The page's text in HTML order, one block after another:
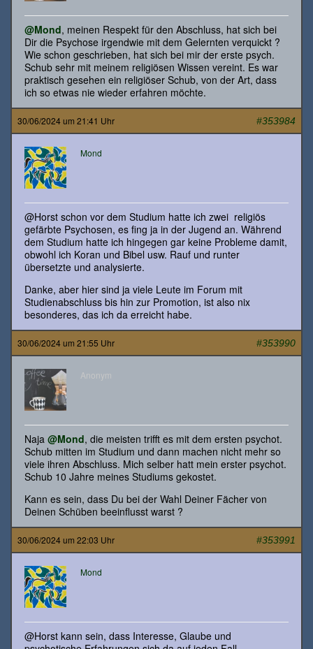
@Mond, meinen Respekt für den Abschluss, hat sich bei
Dir die Psychose irgendwie mit dem Gelernten verquickt ?
Wie schon geschrieben, hat sich bei mir der erste psych.
Schub sehr mit meinem religiösen Wissen vereint. Es war
praktisch gesehen ein religiöser Schub, von der Art, dass
ich so etwas nie wieder erfahren möchte.
30/06/2024 um 21:41 Uhr #353984
Mond
@Horst schon vor dem Studium hatte ich zwei religiös
gefärbte Psychosen, es fing ja in der Jugend an. Während
dem Studium hatte ich hingegen gar keine Probleme damit,
obwohl ich Koran und Bibel usw. Rauf und runter
übersetzte und analysierte.
Danke, aber hier sind ja viele Leute im Forum mit
Studienabschluss bis hin zur Promotion, ist also nix
besonderes, das ich da erreicht habe.
30/06/2024 um 21:55 Uhr #353990
Anonym
Naja @Mond, die meisten trifft es mit dem ersten psychot.
Schub mitten im Studium und dann machen nicht mehr so
viele ihren Abschluss. Mich selber hatt mein erster psychot.
Schub 10 Jahre meines Studiums gekostet.
Kann es sein, dass Du bei der Wahl Deiner Fächer von
Deinen Schüben beeinflusst warst ?
30/06/2024 um 22:03 Uhr #353991
Mond
@Horst kann sein, dass Interesse, Glaube und